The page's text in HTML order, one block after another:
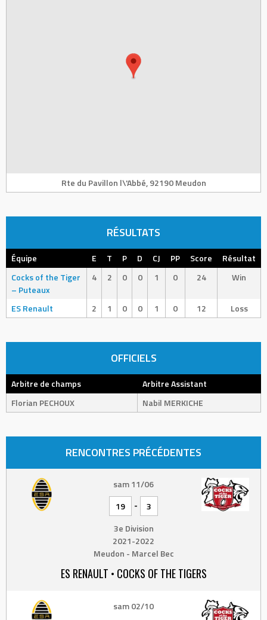
Rte du Pavillon l\'Abbé, 92190 Meudon
RÉSULTATS
Équipe E T P D CJ PP Score
Résultat
Cocks of the Tiger
– Puteaux
4 2 0 0 1 0 24 Win
ES Renault 2 1 0 0 1 0 12 Loss
OFFICIELS
Arbitre de champs
Arbitre Assistant
Florian PECHOUX
Nabil MERKICHE
RENCONTRES PRÉCÉDENTES
sam 11/06
19
-
3
3e Division
2021-2022
Meudon - Marcel Bec
ES RENAULT • COCKS OF THE TIGERS
sam 02/10